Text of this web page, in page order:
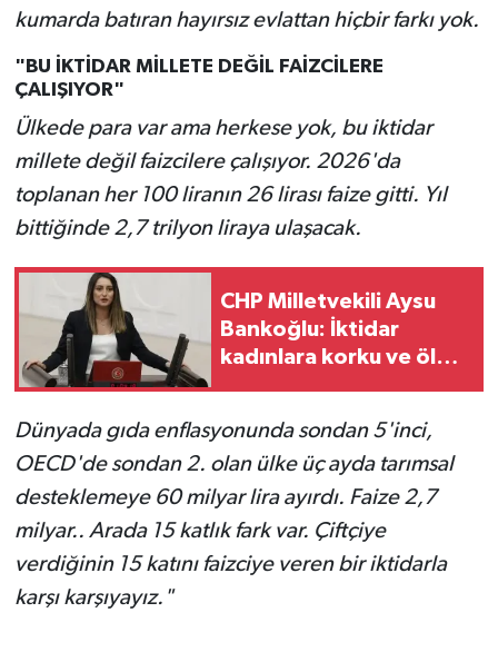
kumarda batıran hayırsız evlattan hiçbir farkı yok.
"BU İKTİDAR MİLLETE DEĞİL FAİZCİLERE
ÇALIŞIYOR"
Ülkede para var ama herkese yok, bu iktidar
millete değil faizcilere çalışıyor. 2026'da
toplanan her 100 liranın 26 lirası faize gitti. Yıl
bittiğinde 2,7 trilyon liraya ulaşacak.
CHP Milletvekili Aysu
Bankoğlu: İktidar
kadınlara korku ve ölüm
Dünyada gıda enflasyonunda sondan 5'inci,
OECD'de sondan 2. olan ülke üç ayda tarımsal
desteklemeye 60 milyar lira ayırdı. Faize 2,7
milyar.. Arada 15 katlık fark var. Çiftçiye
verdiğinin 15 katını faizciye veren bir iktidarla
karşı karşıyayız."